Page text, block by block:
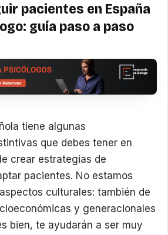
pacientes en España
guía paso a paso
tiene algunas
que debes tener en
crear estrategias de
pacientes. No estamos
culturales: también de
y generacionales
bien, te ayudarán a ser muy